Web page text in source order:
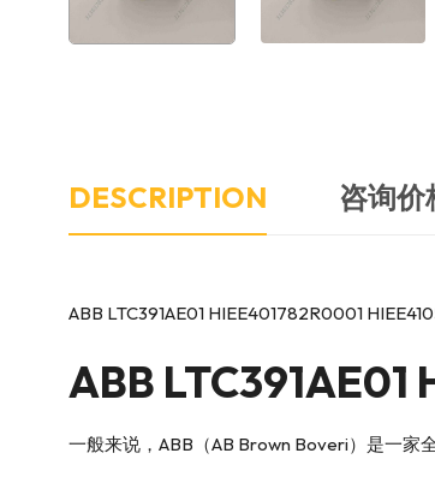
DESCRIPTION 咨询价
ABB LTC391AE01 HIEE401782R0001
ABB LTC391AE01
一般来说，ABB（AB Brown Boveri）是一家